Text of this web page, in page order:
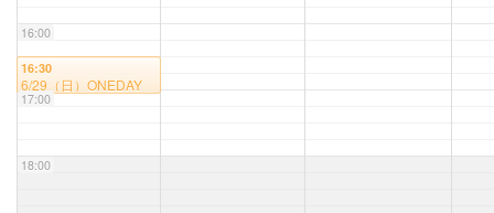
16:00
17:00
18:00
16:30
6/29（日）ONEDAY
MUSIC LIVE VOL.8